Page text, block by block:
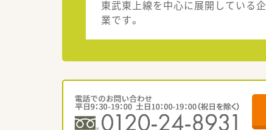
東武東上線を中心に展開している企
業です。